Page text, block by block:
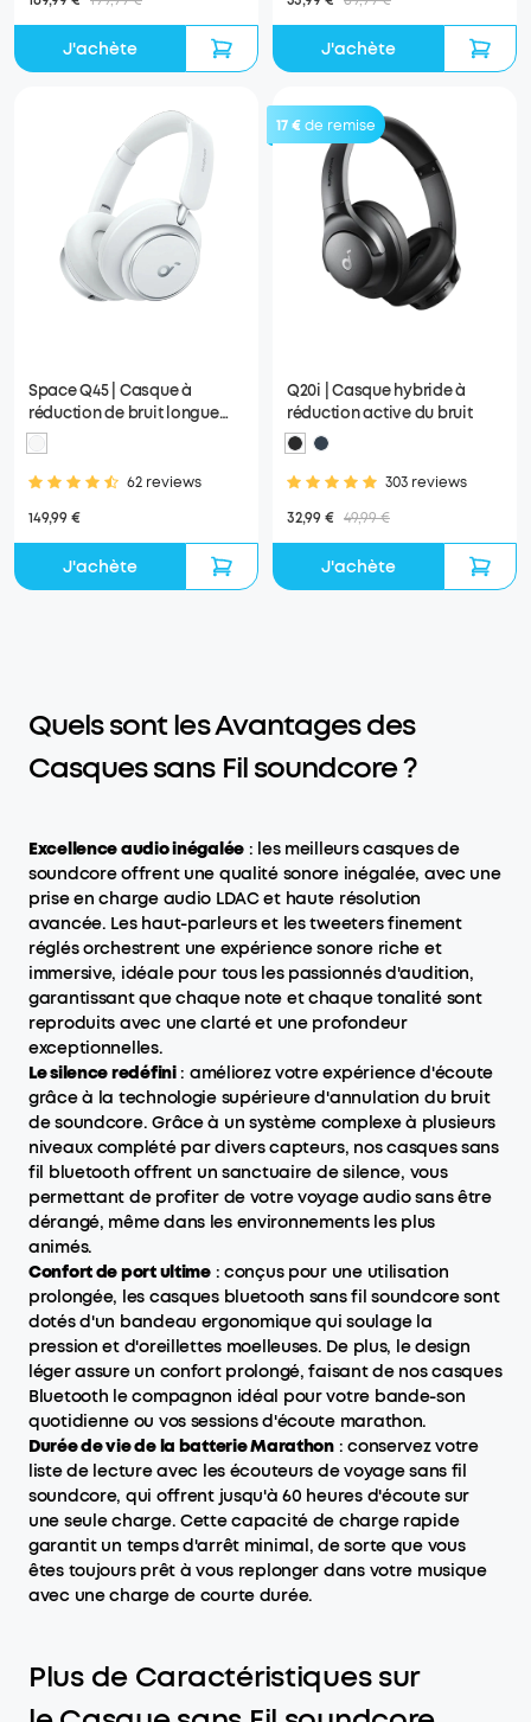
J'achète J'achète
Space Q45 | Casque à
réduction de bruit longue
durée
62 reviews
149,99 €
J'achète
17 €de remise
Q20i | Casque hybride à
réduction active du bruit
303 reviews
32,99 € 49,99 €
J'achète
Quels sont les Avantages des
Casques sans Fil soundcore ?
Excellence audio inégalée : les meilleurs casques de
soundcore offrent une qualité sonore inégalée, avec une
prise en charge audio LDAC et haute résolution
avancée. Les haut-parleurs et les tweeters finement
réglés orchestrent une expérience sonore riche et
immersive, idéale pour tous les passionnés d'audition,
garantissant que chaque note et chaque tonalité sont
reproduits avec une clarté et une profondeur
exceptionnelles.
Le silence redéfini: améliorez votre expérience d'écoute
grâce à la technologie supérieure d'annulation du bruit
de soundcore. Grâce à un système complexe à plusieurs
niveaux complété par divers capteurs, nos casques sans
fil bluetooth offrent un sanctuaire de silence, vous
permettant de profiter de votre voyage audio sans être
dérangé, même dans les environnements les plus
animés.
Confort de port ultime: conçus pour une utilisation
prolongée, les casques bluetooth sans fil soundcore sont
dotés d'un bandeau ergonomique qui soulage la
pression et d'oreillettes moelleuses. De plus, le design
léger assure un confort prolongé, faisant de nos casques
Bluetooth le compagnon idéal pour votre bande-son
quotidienne ou vos sessions d'écoute marathon.
Durée de vie de la batterie Marathon: conservez votre
liste de lecture avec les écouteurs de voyage sans fil
soundcore, qui offrent jusqu'à 60 heures d'écoute sur
une seule charge. Cette capacité de charge rapide
garantit un temps d'arrêt minimal, de sorte que vous
êtes toujours prêt à vous replonger dans votre musique
avec une charge de courte durée.
Plus de Caractéristiques sur